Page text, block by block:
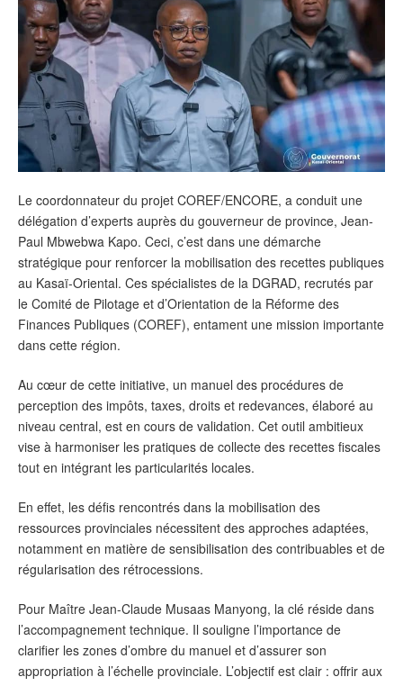
Le coordonnateur du projet COREF/ENCORE, a conduit une
délégation d’experts auprès du gouverneur de province, Jean-
Paul Mbwebwa Kapo. Ceci, c’est dans une démarche
stratégique pour renforcer la mobilisation des recettes publiques
au Kasaï-Oriental. Ces spécialistes de la DGRAD, recrutés par
le Comité de Pilotage et d’Orientation de la Réforme des
Finances Publiques (COREF), entament une mission importante
dans cette région.
Au cœur de cette initiative, un manuel des procédures de
perception des impôts, taxes, droits et redevances, élaboré au
niveau central, est en cours de validation. Cet outil ambitieux
vise à harmoniser les pratiques de collecte des recettes fiscales
tout en intégrant les particularités locales.
En effet, les défis rencontrés dans la mobilisation des
ressources provinciales nécessitent des approches adaptées,
notamment en matière de sensibilisation des contribuables et de
régularisation des rétrocessions.
Pour Maître Jean-Claude Musaas Manyong, la clé réside dans
l’accompagnement technique. Il souligne l’importance de
clarifier les zones d’ombre du manuel et d’assurer son
appropriation à l’échelle provinciale. L’objectif est clair : offrir aux